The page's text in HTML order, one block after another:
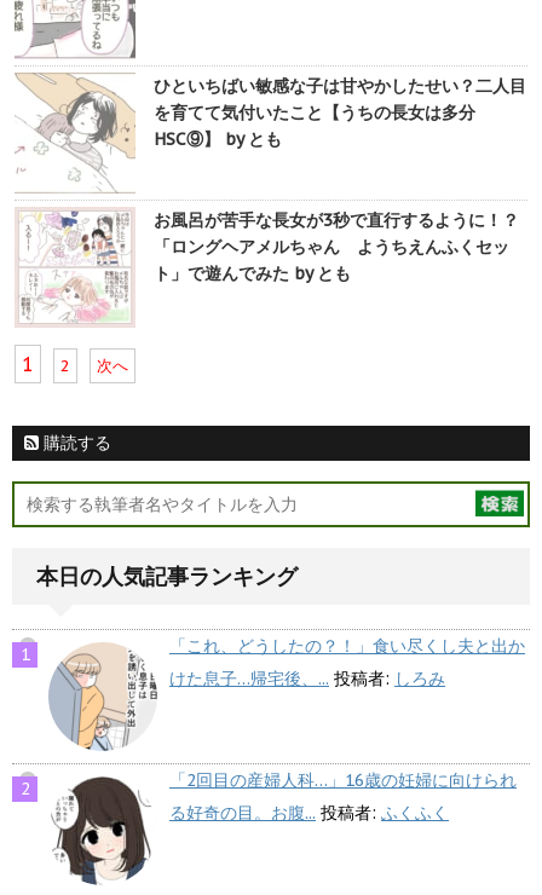
ひといちばい敏感な子は甘やかしたせい？二人目
を育てて気付いたこと【うちの長女は多分
HSC⑨】 by とも
お風呂が苦手な長女が3秒で直行するように！？
「ロングヘアメルちゃん ようちえんふくセッ
ト」で遊んでみた by とも
1 2 次へ
購読する
本日の人気記事ランキング
「これ、どうしたの？！」食い尽くし夫と出か
けた息子…帰宅後、... 投稿者: しろみ
「2回目の産婦人科…」16歳の妊婦に向けられ
る好奇の目。お腹... 投稿者: ふくふく